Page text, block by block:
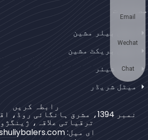
مصنوعات
میٹل بیلر مشین
میٹل بریکٹ مشین
میٹل شیئر
میٹل شریڈر
رابطہ کریں
نمبر 1394، مشرق ہانگائی
ترقیاتی علاقہ،
ای میل: info@shuliybalers.comFrench
Arabic
Russian
Portuguese
Chinese
Bulgarian
Email
Wechat
Chat